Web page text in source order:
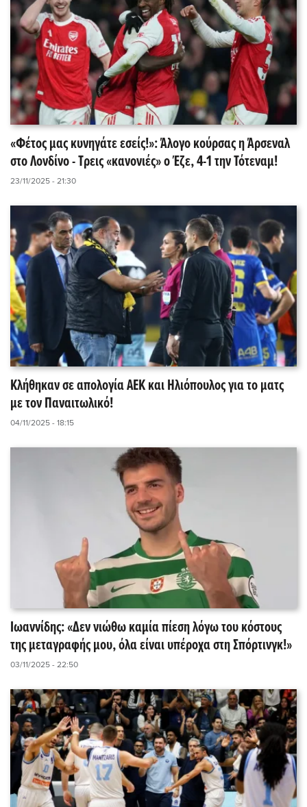
«Φέτος μας κυνηγάτε εσείς!»: Άλογο κούρσας η Άρσεναλ
στο Λονδίνο - Τρεις «κανονιές» ο Έζε, 4-1 την Τότεναμ!
23/11/2025 - 21:30
Κλήθηκαν σε απολογία ΑΕΚ και Ηλιόπουλος για το ματς
με τον Παναιτωλικό!
04/11/2025 - 18:15
Ιωαννίδης: «Δεν νιώθω καμία πίεση λόγω του κόστους
της μεταγραφής μου, όλα είναι υπέροχα στη Σπόρτινγκ!»
03/11/2025 - 22:50